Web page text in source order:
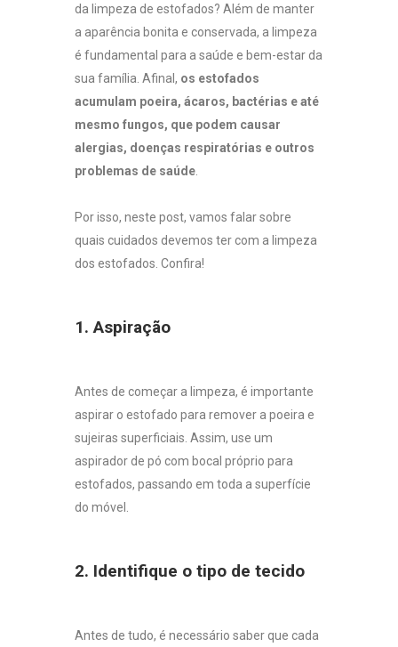
da limpeza de estofados? Além de manter
a aparência bonita e conservada, a limpeza
é fundamental para a saúde e bem-estar da
sua família. Afinal, os estofados
acumulam poeira, ácaros, bactérias e até
mesmo fungos, que podem causar
alergias, doenças respiratórias e outros
problemas de saúde
Por isso, neste post, vamos falar sobre
quais cuidados devemos ter com a limpeza
dos estofados. Confira!
1. Aspiração
Antes de começar a limpeza, é importante
aspirar o estofado para remover a poeira e
sujeiras superficiais. Assim, use um
aspirador de pó com bocal próprio para
estofados, passando em toda a superfície
do móvel.
2. Identifique o tipo de tecido
Antes de tudo, é necessário saber que cada